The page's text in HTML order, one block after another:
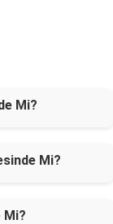
Mi?
Mi?
Mi?